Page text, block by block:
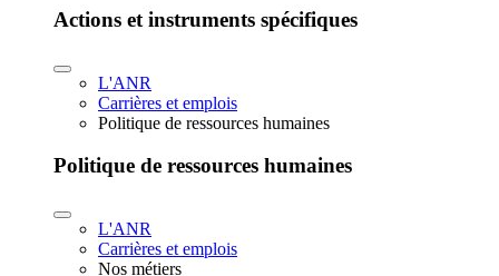
Actions et instruments spécifiques
L'ANR
Carrières et emplois
Politique de ressources humaines
Politique de ressources humaines
L'ANR
Carrières et emplois
Nos métiers